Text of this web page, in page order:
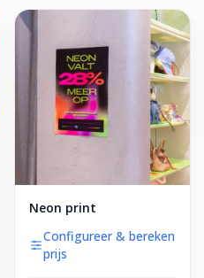
Neon print
Configureer & bereken
prijs